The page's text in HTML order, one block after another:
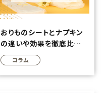
おりものシートとナプキン
の違いや効果を徹底比較！
あなたに合うのはどっち？
コラム